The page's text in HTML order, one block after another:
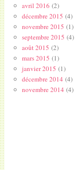
avril 2016 (2)
décembre 2015 (4)
novembre 2015 (1)
septembre 2015 (4)
août 2015 (2)
mars 2015 (1)
janvier 2015 (1)
décembre 2014(4)
novembre 2014(4)